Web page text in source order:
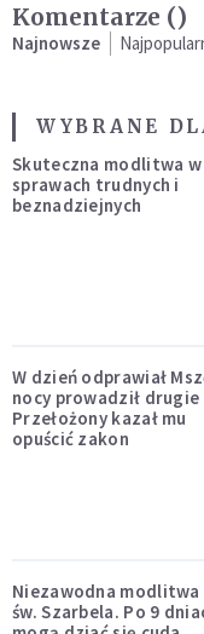
Komentarze ()
Najnowsze
WYBRANE
Skuteczna modlitwa w
sprawach trudnych i
beznadziejnych
W dzień odprawiał
nocy prowadził drugie
Przełożony kazał mu
opuścić zakon
Niezawodna modlitwa
św. Szarbela. Po 9